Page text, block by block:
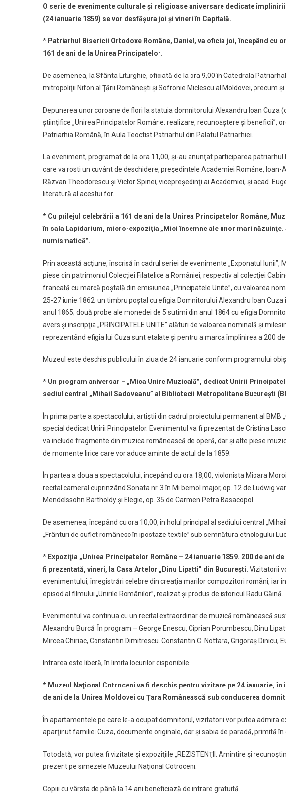
O serie de evenimente culturale şi religioase aniversare dedicate
(24 ianuarie 1859) se vor desfăşura joi şi vineri în Capitală.
* Patriarhul Bisericii Ortodoxe Române, Daniel, va oficia joi, începând cu
161 de ani de la Unirea Principatelor.
De asemenea, la Sfânta Liturghie, oficiată de la ora 9,00 în Catedrala
mitropoliţii Nifon al Ţării Româneşti şi Sofronie Miclescu al Moldovei, precum
Depunerea unor coroane de flori la statuia domnitorului Alexandru Ioan Cuza
ştiinţifice „Unirea Principatelor Române: realizare, recunoaştere şi beneficii”,
Patriarhia Română, în Aula Teoctist Patriarhul din Palatul Patriarhiei.
La eveniment, programat de la ora 11,00, şi-au anunţat participarea
care va rosti un cuvânt de deschidere, preşedintele Academiei Române,
Răzvan Theodorescu şi Victor Spinei, vicepreşedinţi ai Academiei, şi acad.
literatură al acestui for.
* Cu prilejul celebrării a 161 de ani de la Unirea Principatelor Române,
în sala Lapidarium, micro-expoziţia „Mici însemne ale unor mari
numismatică”.
Prin această acţiune, înscrisă în cadrul seriei de evenimente „Exponatul lunii”,
piese din patrimoniul Colecţiei Filatelice a României, respectiv al colecţiei
francată cu marcă poştală din emisiunea „Principatele Unite”, cu valoarea
25-27 iunie 1862; un timbru poştal cu efigia Domnitorului Alexandru Ioan
anul 1865; două probe ale monedei de 5 sutimi din anul 1864 cu efigia
avers şi inscripţia „PRINCIPATELE UNITE” alături de valoarea nominală şi
reprezentând efigia lui Cuza sunt etalate şi pentru a marca împlinirea a 200 de
Muzeul este deschis publicului în ziua de 24 ianuarie conform programului
* Un program aniversar – „Mica Unire Muzicală”, dedicat Unirii
sediul central „Mihail Sadoveanu” al Bibliotecii Metropolitane Bucureşti
În prima parte a spectacolului, artiştii din cadrul proiectului permanent al BMB
special dedicat Unirii Principatelor. Evenimentul va fi prezentat de Cristina
va include fragmente din muzica românească de operă, dar şi alte piese
de momente lirice care vor aduce aminte de actul de la 1859.
În partea a doua a spectacolului, începând cu ora 18,00, violonista Mioara
recital cameral cuprinzând Sonata nr. 3 în Mi bemol major, op. 12 de Ludwig
Mendelssohn Bartholdy şi Elegie, op. 35 de Carmen Petra Basacopol.
De asemenea, începând cu ora 10,00, în holul principal al sediului central
„Frânturi de suflet românesc în ipostaze textile” sub semnătura etnologului
* Expoziţia „Unirea Principatelor Române – 24 ianuarie 1859. 200 de ani
fi prezentată, vineri, la Casa Artelor „Dinu Lipatti” din Bucureşti. Vizitatorii
evenimentului, înregistrări celebre din creaţia marilor compozitori români, iar
episod al filmului „Unirile Românilor”, realizat şi produs de istoricul Radu Găină.
Evenimentul va continua cu un recital extraordinar de muzică românească
Alexandru Burcă. În program – George Enescu, Ciprian Porumbescu, Dinu
Mircea Chiriac, Constantin Dimitrescu, Constantin C. Nottara, Grigoraş Dinicu,
Intrarea este liberă, în limita locurilor disponibile.
* Muzeul Naţional Cotroceni va fi deschis pentru vizitare pe 24 ianuarie, în
de ani de la Unirea Moldovei cu Ţara Românească sub conducerea
În apartamentele pe care le-a ocupat domnitorul, vizitatorii vor putea admira
aparţinut familiei Cuza, documente originale, dar şi sabia de paradă, primită în
Totodată, vor putea fi vizitate şi expoziţiile „REZISTENŢII. Amintire şi
prezent pe simezele Muzeului Naţional Cotroceni.
Copiii cu vârsta de până la 14 ani beneficiază de intrare gratuită.